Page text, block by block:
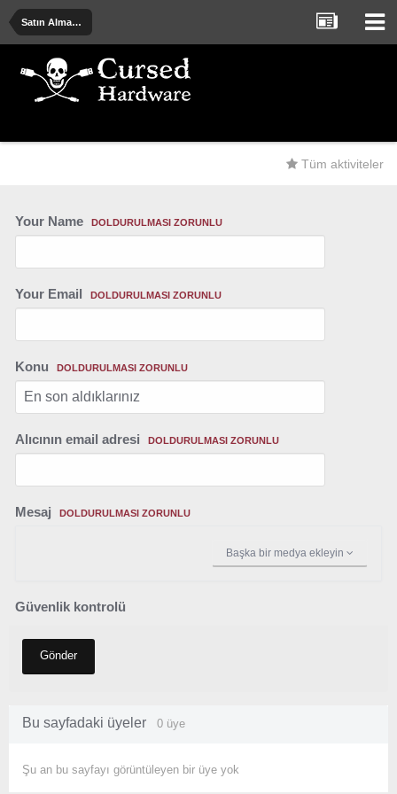
Satın Alma Önerileri - Deneyimler - Uyarılar
Tüm aktiviteler
Your Name DOLDURULMASI ZORUNLU
Your Email DOLDURULMASI ZORUNLU
Konu DOLDURULMASI ZORUNLU
Alıcının email adresi DOLDURULMASI ZORUNLU
Mesaj DOLDURULMASI ZORUNLU
Başka bir medya ekleyin
Güvenlik kontrolü
Gönder
Bu sayfadaki üyeler 0 üye
Şu an bu sayfayı görüntüleyen bir üye yok